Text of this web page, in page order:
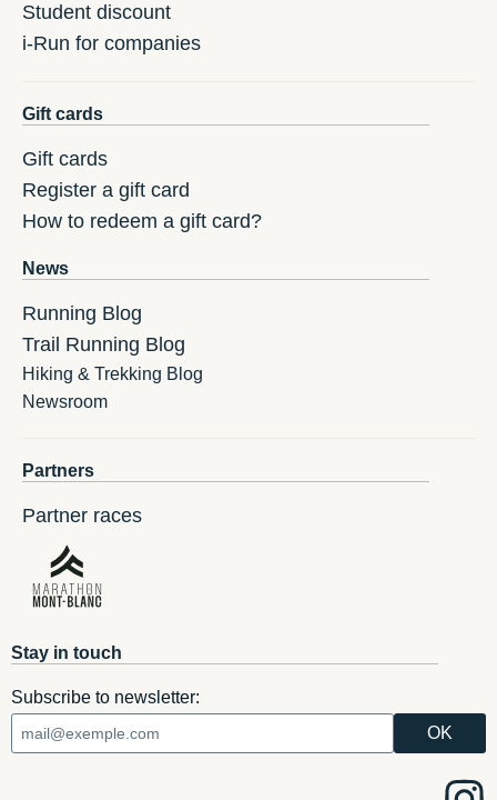
Student discount
i-Run for companies
Gift cards
Gift cards
Register a gift card
How to redeem a gift card?
News
Running Blog
Trail Running Blog
Hiking & Trekking Blog
Newsroom
Partners
Partner races
Stay in touch
Subscribe to newsletter: